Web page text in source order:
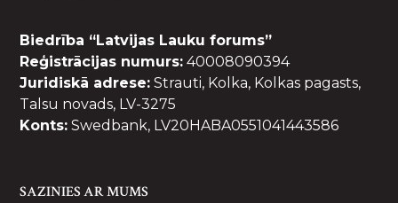
Biedrība “Latvijas Lauku forums”
Reģistrācijas numurs: 40008090394
Juridiskā adrese: Strauti, Kolka, Kolkas pagasts,
Talsu novads, LV-3275
Konts: Swedbank, LV20HABA0551041443586
SAZINIES AR MUMS